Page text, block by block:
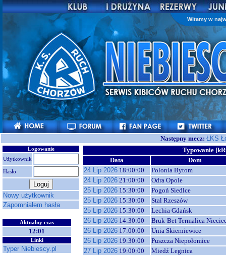
Witamy w
Następny mecz: ŁKS
Logowanie
Użytkownik
Hasło
Nowy użytkownik
Zapomniałem hasła
Aktualny czas
12:01
Linki
Typer Niebiescy.pl
Typowanie
Data
Dom
24 Lip 2026 18:00:00
Polonia Bytom
24 Lip 2026 21:00:00
Odra Opole
25 Lip 2026 15:30:00
Pogoń Siedlce
25 Lip 2026 15:30:00
Stal Rzeszów
25 Lip 2026 15:30:00
Lechia Gdańsk
26 Lip 2026 14:30:00
Bruk-Bet Termalica
26 Lip 2026 17:00:00
Unia Skierniewice
26 Lip 2026 19:30:00
Puszcza Niepołomice
27 Lip 2026 19:00:00
Miedź Legnica